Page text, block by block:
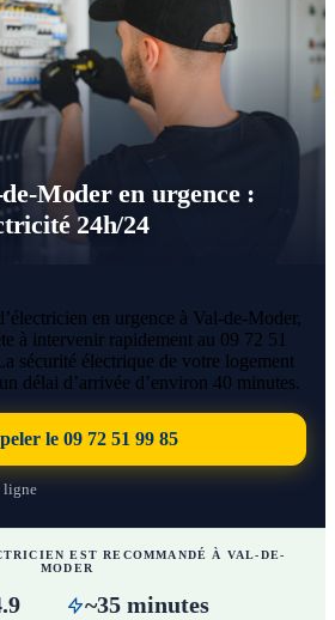
Moder en urgence :
24h/24
en urgence à Val-de-Moder,
à intervenir rapidement au 09 72 51
sécurité électrique de votre logement
délai d’arrivée d’environ 40 minutes.
le 09 72 51 99 85
ligne
EST RECOMMANDÉ À VAL-DE-
MODER
~35 minutes